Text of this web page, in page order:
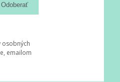
Odoberať
osobných
emailom